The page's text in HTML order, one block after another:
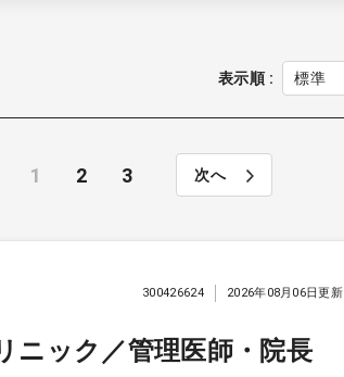
表示順
1 2 3 次へ
ニック／管理医師・院長
300426624 2026年08月06日更新